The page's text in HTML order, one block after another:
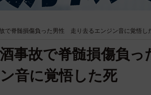
で脊髄損傷負った男性 走り去るエンジン音に覚悟し
事故で脊髄損傷負っ
音に覚悟した死